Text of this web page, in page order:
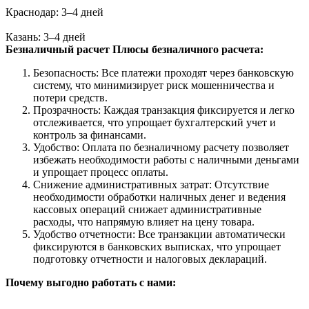
Краснодар: 3–4 дней
Казань: 3–4 дней
Безналичный расчет Плюсы безналичного расчета:
Безопасность: Все платежи проходят через банковскую
систему, что минимизирует риск мошенничества и
потери средств.
Прозрачность: Каждая транзакция фиксируется и легко
отслеживается, что упрощает бухгалтерский учет и
контроль за финансами.
Удобство: Оплата по безналичному расчету позволяет
избежать необходимости работы с наличными деньгами
и упрощает процесс оплаты.
Снижение административных затрат: Отсутствие
необходимости обработки наличных денег и ведения
кассовых операций снижает административные
расходы, что напрямую влияет на цену товара.
Удобство отчетности: Все транзакции автоматически
фиксируются в банковских выписках, что упрощает
подготовку отчетности и налоговых деклараций.
Почему выгодно работать с нами: